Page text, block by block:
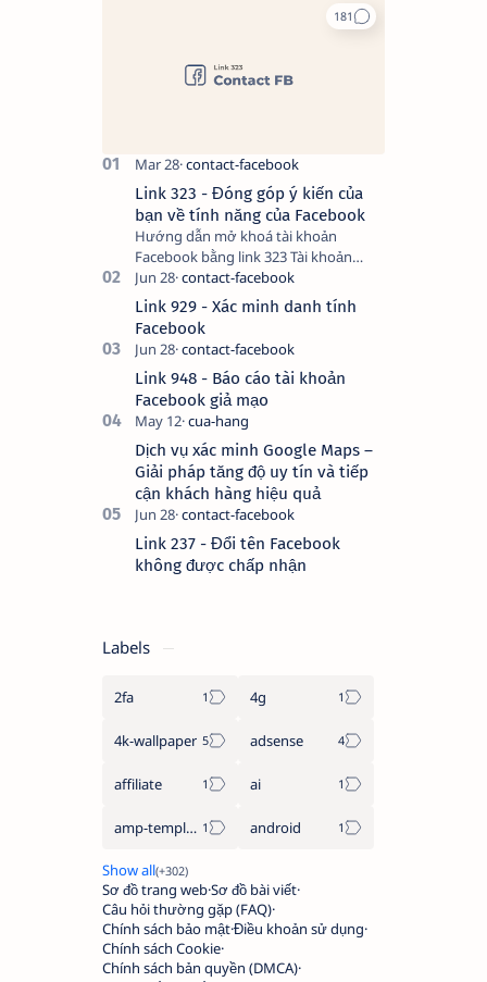
Link 323 - Đóng góp ý kiến của
bạn về tính năng của Facebook
Hướng dẫn mở khoá tài khoản
Facebook bằng link 323 Tài khoản
Facebook bị vô hiệu hóa có thể do
nhiều nguyên nhân, do bạn đăng bài
hay thực hiện…
Link 929 - Xác minh danh tính
Facebook
Link 948 - Báo cáo tài khoản
Facebook giả mạo
Dịch vụ xác minh Google Maps –
Giải pháp tăng độ uy tín và tiếp
cận khách hàng hiệu quả
Link 237 - Đổi tên Facebook
không được chấp nhận
Labels
2fa 4g
4k-wallpaper adsense
affiliate ai
amp-template android
Sơ đồ trang webSơ đồ bài viết
Câu hỏi thường gặp (FAQ)
Chính sách bảo mậtĐiều khoản sử dụng
Chính sách Cookie
Chính sách bản quyền (DMCA)